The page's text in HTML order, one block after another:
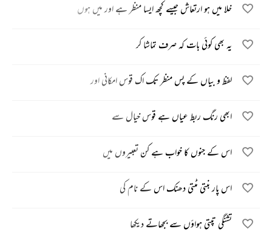
خلا میں ہو ارتعاش جیسے کچھ ایسا منظر ہے اور میں ہوں
یہ بھی کوئی بات کہ صرف تماشا کر
لفظ و بیاں کے پس منظر تک اک قوس امکانی اور
ابھی رنگ ربط عیاں ہے قوس خیال سے
اس کے جنوں کا خواب ہے کن تعبیروں میں
اس پار بنتی مٹتی دھنک اس کے نام کی
تشنگی تپتی ہواؤں سے بجھاتے دیکھا